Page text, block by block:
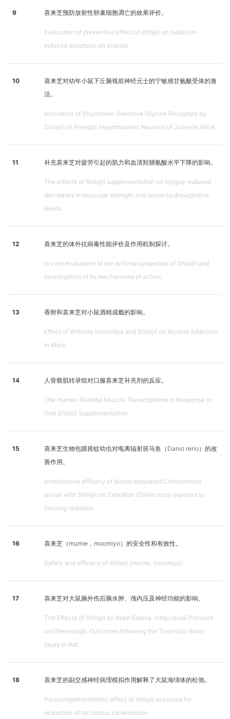
9 喜来芝预防放射性卵巢细胞凋亡的效果评价。
Evaluation of preventive effect of shilajit on radiation-
induced apoptosis on ovaries.
10
喜来芝对幼年小鼠下丘脑视前神经元士的宁敏感甘氨酸受体的激
活。
Activation of Strychnine-Sensitive Glycine Receptors by
Shilajit on Preoptic Hypothalamic Neurons of Juvenile Mice.
11 补充喜来芝对疲劳引起的肌力和血清羟脯氨酸水平下降的影响。
The effects of Shilajit supplementation on fatigue-induced
decreases in muscular strength and serum hydroxyproline
levels.
12 喜来芝的体外抗病毒性能评价及作用机制探讨。
In vitro evaluation of the antiviral properties of Shilajit and
investigation of its mechanisms of action.
13 香附和喜来芝对小鼠酒精成瘾的影响。
Effect of Withinia Somnifera and Shilajit on Alcohol Addiction
in Mice.
14 人骨骼肌转录组对口服喜来芝补充剂的反应。
The Human Skeletal Muscle Transcriptome in Response to
Oral Shilajit Supplementation.
15
喜来芝生物包膜摇蚊幼虫对电离辐射斑马鱼（Danio rerio）的改
善作用。
Ameliorative efficacy of bioencapsulated Chironomous
larvae with Shilajit on Zebrafish (Danio rerio) exposed to
Ionizing radiation.
16 喜来芝（mumie，moomiyo）的安全性和有效性。
Safety and efficacy of shilajit (mumie, moomiyo).
17 喜来芝对大鼠脑外伤后脑水肿、颅内压及神经功能的影响。
The Effects of Shilajit on Brain Edema, Intracranial Pressure
and Neurologic Outcomes following the Traumatic Brain
Injury in Rat.
18 喜来芝的副交感神经病理模拟作用解释了大鼠海绵体的松弛。
Parasympathomimetic effect of shilajit accounts for
relaxation of rat corpus cavernosum.